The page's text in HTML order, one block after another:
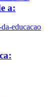
a:
educacao